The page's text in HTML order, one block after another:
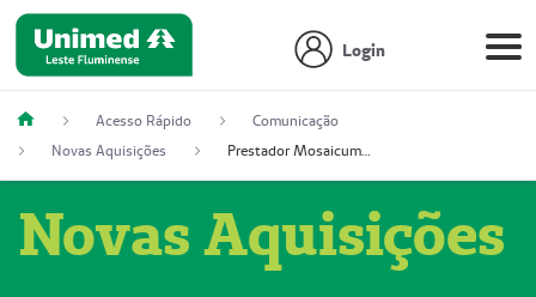
Login
Acesso Rápido
Comunicação
Novas Aquisições
Prestador Mosaicum Espaço Clínico Eireli (51004355-5)
Novas Aquisições